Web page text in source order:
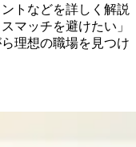
トなどを詳しく解説
マッチを避けたい」
理想の職場を見つけ